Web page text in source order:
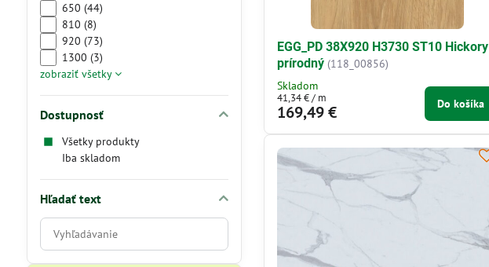
EGG_PD 38X920 H3730 ST10 Hickory
prírodný (118_00856)
Skladom
169,49 €
41,34 €/ m Do košíka
650 (44)
810 (8)
920 (73)
1300 (3)
zobraziť všetky
Dostupnosť
Všetky produkty
Iba skladom
Hľadať text
Prehľadať
výsledky
filtra